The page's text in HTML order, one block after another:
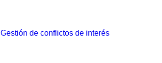
Gestión de conflictos de interés